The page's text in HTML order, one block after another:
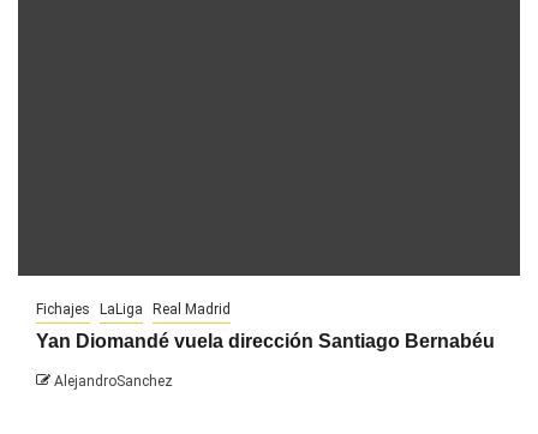
Fichajes LaLiga Real Madrid
Yan Diomandé vuela dirección Santiago Bernabéu
AlejandroSanchez